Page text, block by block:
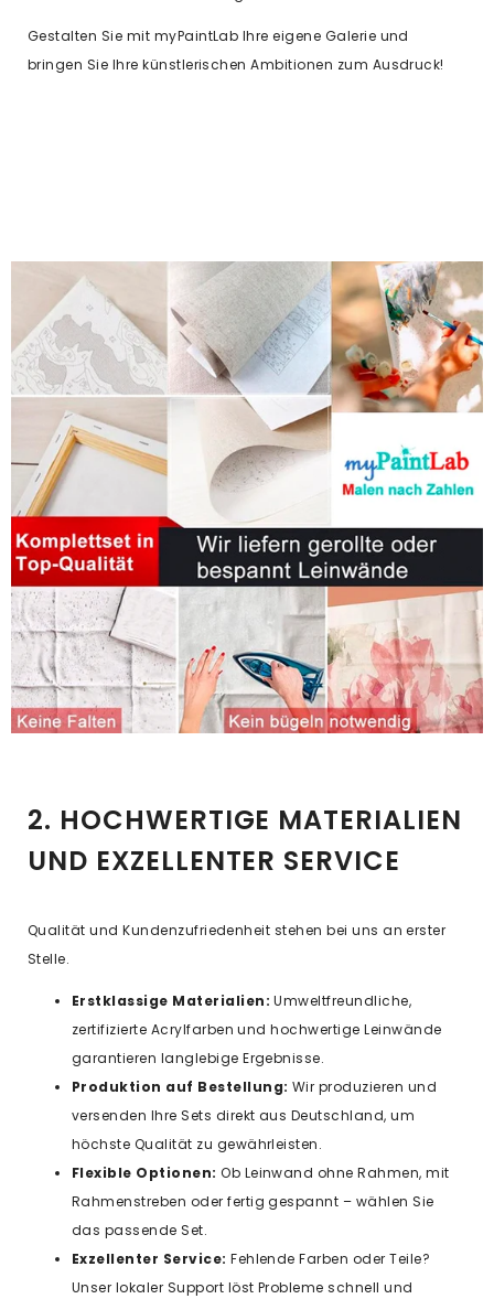
Gestalten Sie mit myPaintLab Ihre eigene Galerie und
bringen Sie Ihre künstlerischen Ambitionen zum Ausdruck!
2. HOCHWERTIGE MATERIALIEN
UND EXZELLENTER SERVICE
Qualität und Kundenzufriedenheit stehen bei uns an erster
Stelle.
Erstklassige Materialien: Umweltfreundliche,
zertifizierte Acrylfarben und hochwertige Leinwände
garantieren langlebige Ergebnisse.
Produktion auf Bestellung: Wir produzieren und
versenden Ihre Sets direkt aus Deutschland, um
höchste Qualität zu gewährleisten.
Flexible Optionen: Ob Leinwand ohne Rahmen, mit
Rahmenstreben oder fertig gespannt – wählen Sie
das passende Set.
Exzellenter Service: Fehlende Farben oder Teile?
Unser lokaler Support löst Probleme schnell und